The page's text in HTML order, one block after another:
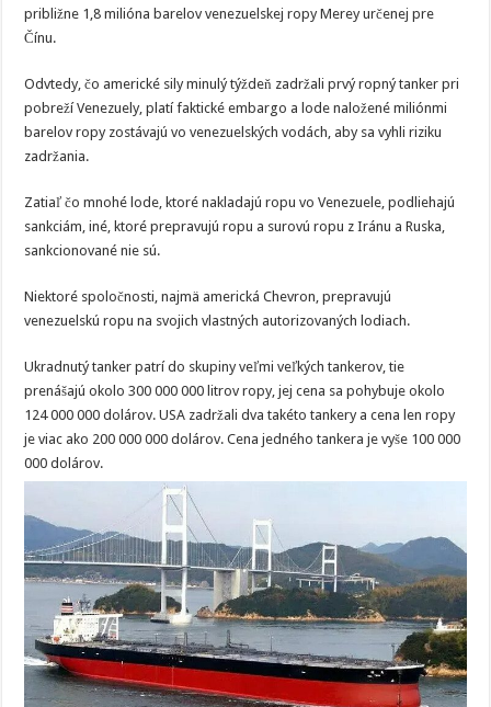
približne 1,8 milióna barelov venezuelskej ropy Merey určenej pre
Čínu.
Odvtedy, čo americké sily minulý týždeň zadržali prvý ropný tanker pri
pobreží Venezuely, platí faktické embargo a lode naložené miliónmi
barelov ropy zostávajú vo venezuelských vodách, aby sa vyhli riziku
zadržania.
Zatiaľ čo mnohé lode, ktoré nakladajú ropu vo Venezuele, podliehajú
sankciám, iné, ktoré prepravujú ropu a surovú ropu z Iránu a Ruska,
sankcionované nie sú.
Niektoré spoločnosti, najmä americká Chevron, prepravujú
venezuelskú ropu na svojich vlastných autorizovaných lodiach.
Ukradnutý tanker patrí do skupiny veľmi veľkých tankerov, tie
prenášajú okolo 300 000 000 litrov ropy, jej cena sa pohybuje okolo
124 000 000 dolárov. USA zadržali dva takéto tankery a cena len ropy
je viac ako 200 000 000 dolárov. Cena jedného tankera je vyše 100 000
000 dolárov.